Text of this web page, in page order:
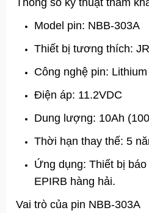
Model pin: NBB-303A
Thiết bị tương thích:
Công nghệ pin: Lithium
Điện áp: 11.2VDC
Dung lượng: 10Ah
Thời hạn thay thế: 5
Ứng dụng: Thiết bị
EPIRB hàng hải.
Vai trò của pin NBB-303A